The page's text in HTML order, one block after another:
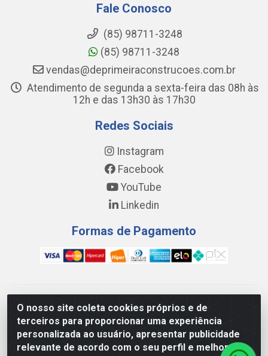
O nosso site coleta cookies próprios e de
terceiros para proporcionar uma experiência
personalizada ao usuário, apresentar publicidade
relevante de acordo com o seu perfil e melhorar a
Fale Conosco
(85) 98711-3248
(85) 98711-3248
vendas@deprimeiraconstrucoes.com.br
Atendimento de segunda a sexta-feira das 08h às
12h e das 13h30 às 17h30
Redes Sociais
Instagram
Facebook
YouTube
Linkedin
Formas de Pagamento
WING DISTRIBUIDORA COMÉRCIO E LOGÍSTICA DE MATERIAL
DE CONSTRUÇÕES LTDA - AV. DA INTEGRAÇÃO, 790 -
PATRÍCIA GOMES, CAUCAIA/CE - CEP 61.604-505 - CNPJ
17.523.384/0001-20